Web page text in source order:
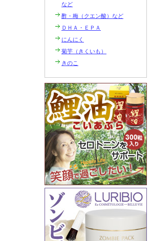
など
酢・梅（クエン酸）など
ＤＨＡ・ＥＰＡ
にんにく
菊芋（きくいも）
きのこ